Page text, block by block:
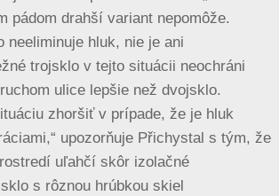
pádom drahší variant nepomôže.
neeliminuje hluk, nie je ani
trojsklo v tejto situácii neochráni
ulice lepšie než dvojsklo.
zhoršiť v prípade, že je hluk
upozorňuje Přichystal s tým, že
uľahčí skôr izolačné
s rôznou hrúbkou skiel